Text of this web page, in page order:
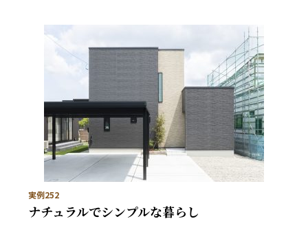
実例252
ナチュラルでシンプルな暮らし